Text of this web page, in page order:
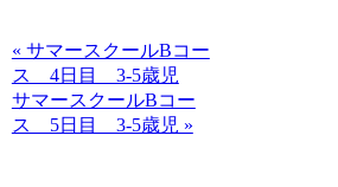
« サマースクールBコー
ス 4日目 3-5歳児
サマースクールBコー
ス 5日目 3-5歳児 »